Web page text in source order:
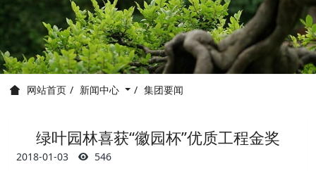
网站首页 新闻中心 集团要闻
绿叶园林喜获“徽园杯”优质工程金奖
2018-01-03 546